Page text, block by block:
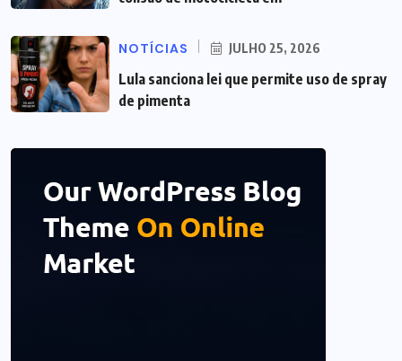
NOTÍCIAS JULHO 25, 2026
Lula sanciona lei que permite uso de spray
de pimenta